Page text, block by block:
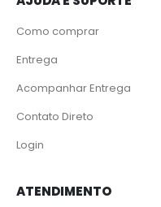
Como comprar
Entrega
Acompanhar Entrega
Contato Direto
Login
ATENDIMENTO